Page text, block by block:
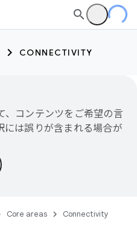
CONNECTIVITY
コンテンツをご希望の言
には誤りが含まれる場合が
Core areas
Connectivity